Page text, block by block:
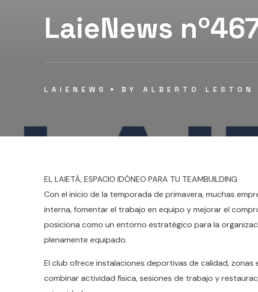
LaieNews
LAIENEWS BY ALBERTO LESTON
EL LAIETÀ, ESPACIO IDÓNEO PARA TU TEAMBUILDING
Con el inicio de la temporada de primavera, muchas
interna, fomentar el trabajo en equipo y mejorar el
posiciona como un entorno estratégico para la
plenamente equipado.
El club ofrece instalaciones deportivas de calidad,
combinar actividad física, sesiones de trabajo y